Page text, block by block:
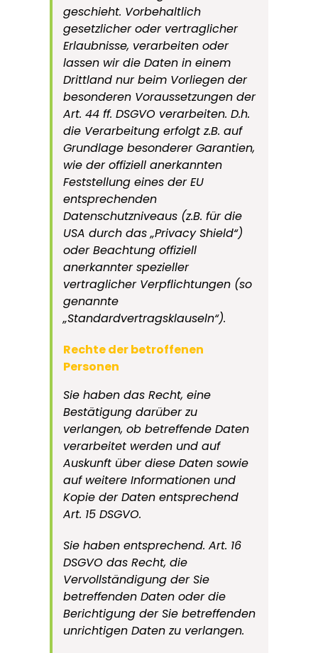
geschieht. Vorbehaltlich
gesetzlicher oder vertraglicher
Erlaubnisse, verarbeiten oder
lassen wir die Daten in einem
Drittland nur beim Vorliegen der
besonderen Voraussetzungen der
Art. 44 ff. DSGVO verarbeiten. D.h.
die Verarbeitung erfolgt z.B. auf
Grundlage besonderer Garantien,
wie der offiziell anerkannten
Feststellung eines der EU
entsprechenden
Datenschutzniveaus (z.B. für die
USA durch das „Privacy Shield“)
oder Beachtung offiziell
anerkannter spezieller
vertraglicher Verpflichtungen (so
genannte
„Standardvertragsklauseln“).
Rechte der betroffenen
Personen
Sie haben das Recht, eine
Bestätigung darüber zu
verlangen, ob betreffende Daten
verarbeitet werden und auf
Auskunft über diese Daten sowie
auf weitere Informationen und
Kopie der Daten entsprechend
Art. 15 DSGVO.
Sie haben entsprechend. Art. 16
DSGVO das Recht, die
Vervollständigung der Sie
betreffenden Daten oder die
Berichtigung der Sie betreffenden
unrichtigen Daten zu verlangen.